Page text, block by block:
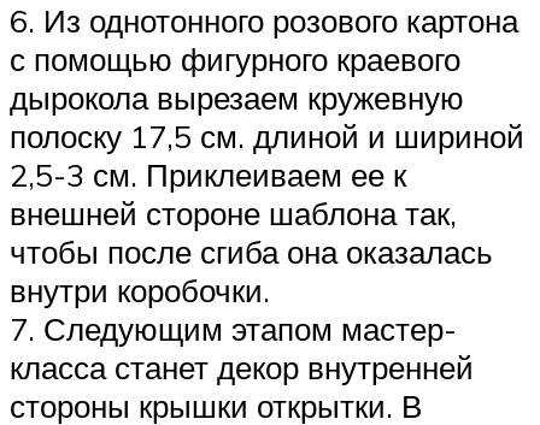
6. Из однотонного розового картона
с помощью фигурного краевого
дырокола вырезаем кружевную
полоску 17,5 см. длиной и шириной
2,5-3 см. Приклеиваем ее к
внешней стороне шаблона так,
чтобы после сгиба она оказалась
внутри коробочки.
7. Следующим этапом мастер-
класса станет декор внутренней
стороны крышки открытки. В